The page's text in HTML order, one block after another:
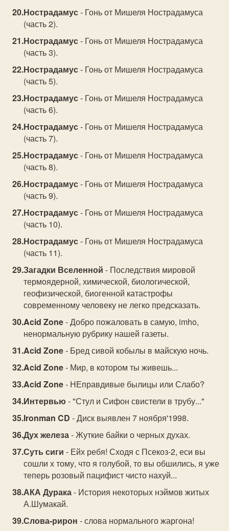
Нострадамус- Гонь от Мишеля Нострадамуса
(часть 2).
Нострадамус- Гонь от Мишеля Нострадамуса
(часть 3).
Нострадамус- Гонь от Мишеля Нострадамуса
(часть 5).
Нострадамус- Гонь от Мишеля Нострадамуса
(часть 6).
Нострадамус- Гонь от Мишеля Нострадамуса
(часть 7).
Нострадамус- Гонь от Мишеля Нострадамуса
(часть 8).
Нострадамус- Гонь от Мишеля Нострадамуса
(часть 9).
Нострадамус- Гонь от Мишеля Нострадамуса
(часть 10).
Нострадамус- Гонь от Мишеля Нострадамуса
(часть 11).
Загадки Вселенной - Последствия мировой
термоядерной, химической, биологической,
геофизической, биогенной катастрофы
современному человеку не легко предсказать.
Acid Zone- Добро пожаловать в самую, imho,
ненормальную рубрику нашей газеты.
Acid Zone- Бред сивой кобылы в майскую ночь.
Acid Zone- Мир, в котором ты живешь...
Acid Zone- НЕправдивые былицы или Слабо?
Интервью - "Стул и Сифон свистели в трубу..."
Ironman CD - Диск выявлен 7 ноября'1998.
Дух железа- Жуткие байки о черных духах.
Суть сиги - Ейх ребя! Сходя с Псекоз-2, еси вы
сошли х тому, что я голубой, то вы обшились, я уже
теперь розовый пацифист чисто нахуй...
АКА Дурака- История некоторых нэймов житых
А.Шумакай.
Слова-рирон - слова нормального жаргона!